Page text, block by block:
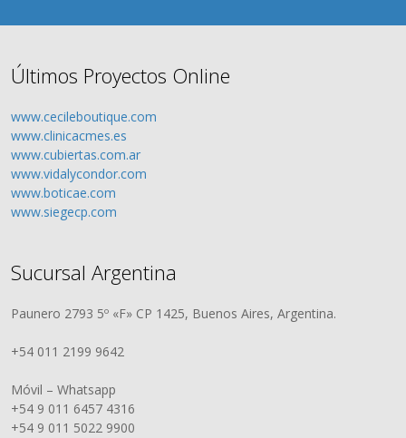
Últimos Proyectos Online
www.cecileboutique.com
www.clinicacmes.es
www.cubiertas.com.ar
www.vidalycondor.com
www.boticae.com
www.siegecp.com
Sucursal Argentina
Paunero 2793 5º «F» CP 1425, Buenos Aires, Argentina.
+54 011 2199 9642
Móvil – Whatsapp
+54 9 011 6457 4316
+54 9 011 5022 9900